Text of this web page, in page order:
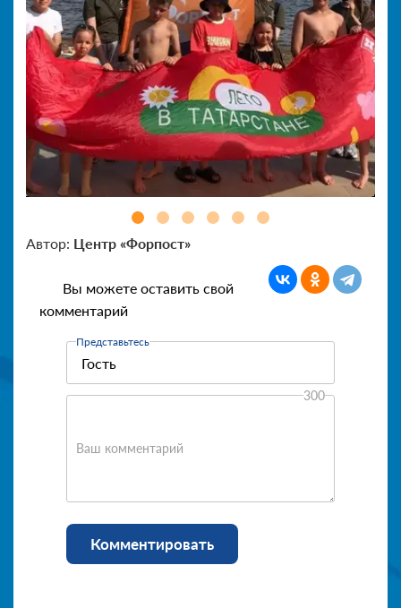
Автор: Центр «Форпост»
Вы можете оставить свой
комментарий
Представьтесь
Ваш комментарий
300
Комментировать